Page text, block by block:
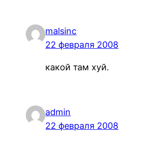
malsinc
22 февраля 2008
какой там хуй.
admin
22 февраля 2008